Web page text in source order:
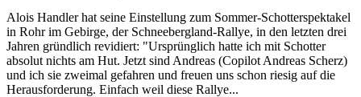
Alois Handler hat seine Einstellung zum Sommer-Schotterspektakel
in Rohr im Gebirge, der Schneebergland-Rallye, in den letzten drei
Jahren gründlich revidiert: "Ursprünglich hatte ich mit Schotter
absolut nichts am Hut. Jetzt sind Andreas (Copilot Andreas Scherz)
und ich sie zweimal gefahren und freuen uns schon riesig auf die
Herausforderung. Einfach weil diese Rallye...